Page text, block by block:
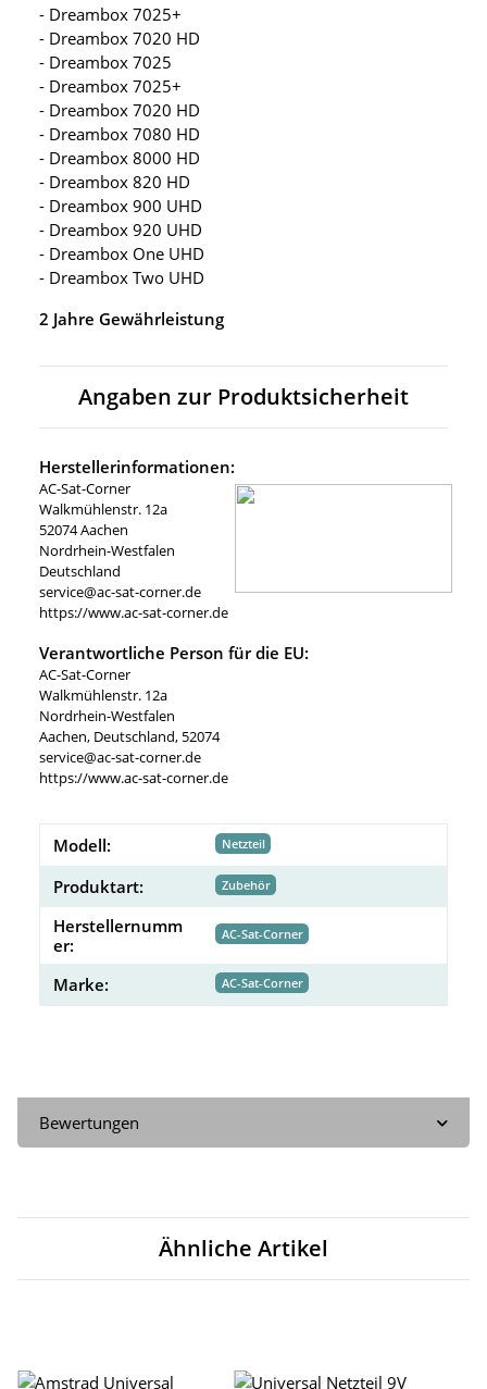
- Dreambox 7025+
- Dreambox 7020 HD
- Dreambox 7025
- Dreambox 7025+
- Dreambox 7020 HD
- Dreambox 7080 HD
- Dreambox 8000 HD
- Dreambox 820 HD
- Dreambox 900 UHD
- Dreambox 920 UHD
- Dreambox One UHD
- Dreambox Two UHD
2 Jahre Gewährleistung
Angaben zur Produktsicherheit
Herstellerinformationen:
AC-Sat-Corner
Walkmühlenstr. 12a
52074 Aachen
Nordrhein-Westfalen
Deutschland
service@ac-sat-corner.de
https://www.ac-sat-corner.de
Verantwortliche Person für die EU:
AC-Sat-Corner
Walkmühlenstr. 12a
Nordrhein-Westfalen
Aachen, Deutschland, 52074
service@ac-sat-corner.de
https://www.ac-sat-corner.de
Modell: Netzteil
Produktart: Zubehör
Herstellernumm
er:
AC-Sat-Corner
Marke: AC-Sat-Corner
Bewertungen
Ähnliche Artikel